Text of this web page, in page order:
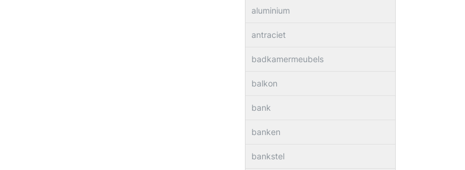
aluminium
antraciet
badkamermeubels
balkon
bank
banken
bankstel